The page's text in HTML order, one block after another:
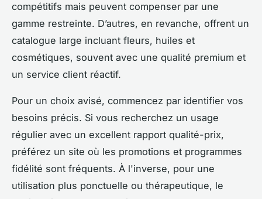
compétitifs mais peuvent compenser par une
gamme restreinte. D’autres, en revanche, offrent un
catalogue large incluant fleurs, huiles et
cosmétiques, souvent avec une qualité premium et
un service client réactif.
Pour un choix avisé, commencez par identifier vos
besoins précis. Si vous recherchez un usage
régulier avec un excellent rapport qualité-prix,
préférez un site où les promotions et programmes
fidélité sont fréquents. À l'inverse, pour une
utilisation plus ponctuelle ou thérapeutique, le